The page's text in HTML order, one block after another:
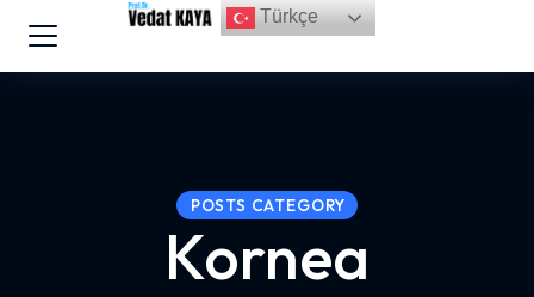
Türkçe
POSTS CATEGORY
Kornea